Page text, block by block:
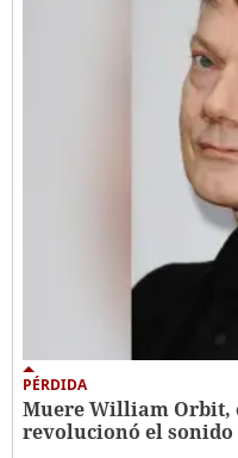
PÉRDIDA
Muere William Orbit,
revolucionó el sonido